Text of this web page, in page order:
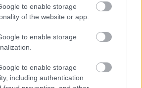
to enable storage
of the website or app.
to enable storage
to enable storage
including authentication
Peter Shaffer: Equus címû
Tunyogi Péter és Bányai Miklós